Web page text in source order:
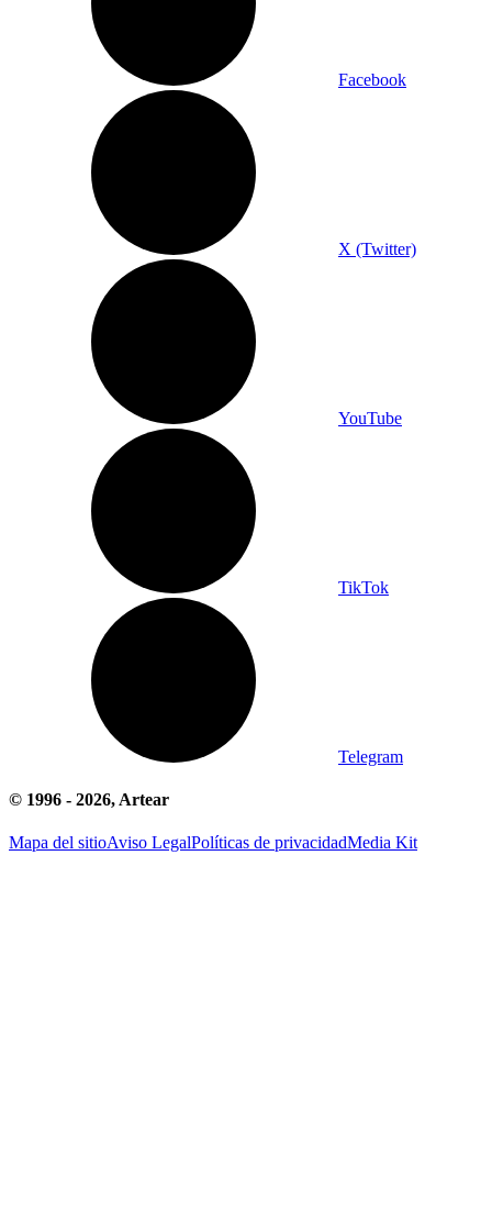
Facebook
X (Twitter)
YouTube
TikTok
Telegram
© 1996 - 2026, Artear
Mapa del sitioAviso LegalPolíticas de privacidadMedia Kit